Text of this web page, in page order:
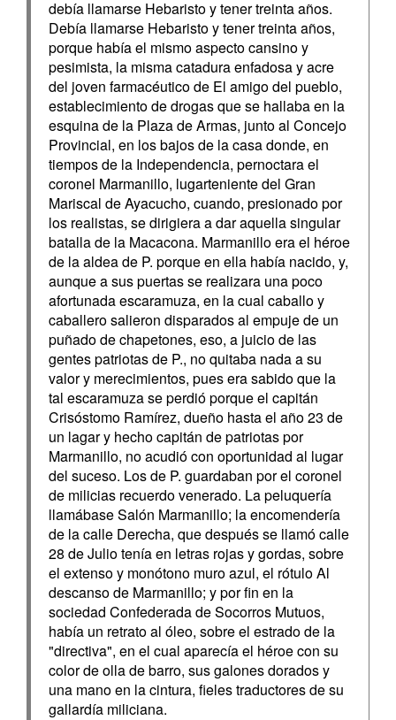
debía llamarse Hebaristo y tener treinta años.
Debía llamarse Hebaristo y tener treinta años,
porque había el mismo aspecto cansino y
pesimista, la misma catadura enfadosa y acre
del joven farmacéutico de El amigo del pueblo,
establecimiento de drogas que se hallaba en la
esquina de la Plaza de Armas, junto al Concejo
Provincial, en los bajos de la casa donde, en
tiempos de la Independencia, pernoctara el
coronel Marmanillo, lugarteniente del Gran
Mariscal de Ayacucho, cuando, presionado por
los realistas, se dirigiera a dar aquella singular
batalla de la Macacona. Marmanillo era el héroe
de la aldea de P. porque en ella había nacido, y,
aunque a sus puertas se realizara una poco
afortunada escaramuza, en la cual caballo y
caballero salieron disparados al empuje de un
puñado de chapetones, eso, a juicio de las
gentes patriotas de P., no quitaba nada a su
valor y merecimientos, pues era sabido que la
tal escaramuza se perdió porque el capitán
Crisóstomo Ramírez, dueño hasta el año 23 de
un lagar y hecho capitán de patriotas por
Marmanillo, no acudió con oportunidad al lugar
del suceso. Los de P. guardaban por el coronel
de milicias recuerdo venerado. La peluquería
llamábase Salón Marmanillo; la encomendería
de la calle Derecha, que después se llamó calle
28 de Julio tenía en letras rojas y gordas, sobre
el extenso y monótono muro azul, el rótulo Al
descanso de Marmanillo; y por fin en la
sociedad Confederada de Socorros Mutuos,
había un retrato al óleo, sobre el estrado de la
"directiva", en el cual aparecía el héroe con su
color de olla de barro, sus galones dorados y
una mano en la cintura, fieles traductores de su
gallardía miliciana.